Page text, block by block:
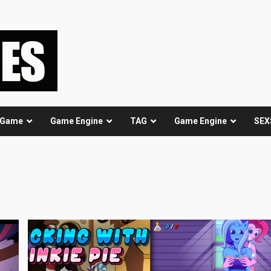
Game Engine TAG Game Engine